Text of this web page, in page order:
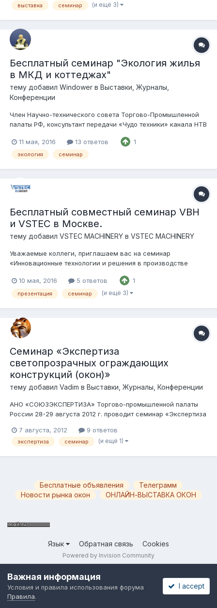
выставка семинар (и ещё 3)
Бесплатный семинар "Экология жилья
в МКД и коттеджах"
тему добавил Windower в Выставки, Журналы,
Конференции
Член Научно-технического совета Торгово-Промышленной
палаты РФ, консультант передачи «Чудо техники» канала НТВ
Иванович приглашает в 10 часов утра 12 мая 2016 года всех
желающих на бесплатный семинар Экология жилья в МКД и
11 мая, 2016 13 ответов 1
экология семинар
Бесплатный совместный семинар VBH
и VSTEC в Москве.
тему добавил VSTEC MACHINERY в VSTEC MACHINERY
Уважаемые коллеги, приглашаем вас на семинар
«Инновационные технологии и решения в производстве
года в Москве. План мероприятия: Деловая встреча - план
мероприятия - VSTEC+VBH 2016 MSK.pdf 14:00-14:30
10 мая, 2016 5 ответов 1
презентация семинар (и ещё 3)
Семинар «Экспертиза
светопрозрачных ограждающих
конструкций (окон)»
тему добавил Vadim в Выставки, Журналы, Конференции
АНО «СОЮЗЭКСПЕРТИЗА» Торгово-промышленной палаты
России 28-29 августа 2012 г. проводит семинар «Экспертиза
мероприятие будет Пригожин В.Е., надеюсь в этой теме он
подробно опишет суть, состав, расписание обучения. Так же
7 августа, 2012 9 ответов
экспертиза семинар (и ещё 1)
Бесплатные объявления
Телеграмм
Новости рынка окон
ОНЛАЙН-ВЫСТАВКА ОКОН
Язык Обратная связь Cookies
Powered by Invision Community
Важная информация
Условия и правила использования форума
Правила.
I accept